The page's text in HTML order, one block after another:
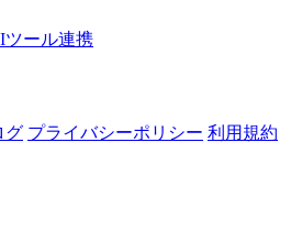
ツール連携
グ プライバシーポリシー 利用規約